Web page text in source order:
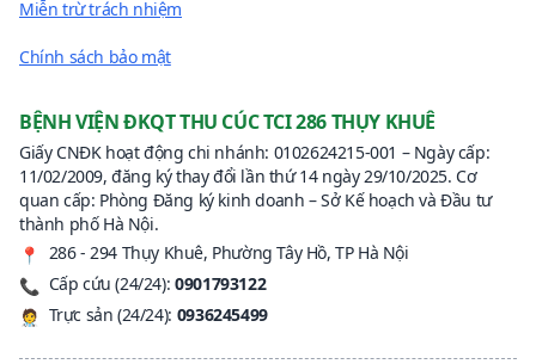
Miễn trừ trách nhiệm
Chính sách bảo mật
BỆNH VIỆN ĐKQT THU CÚC TCI 286 THỤY KHUÊ
Giấy CNĐK hoạt động chi nhánh: 0102624215-001 – Ngày cấp:
11/02/2009, đăng ký thay đổi lần thứ 14 ngày 29/10/2025. Cơ
quan cấp: Phòng Đăng ký kinh doanh – Sở Kế hoạch và Đầu tư
thành phố Hà Nội.
📍
286 - 294 Thụy Khuê, Phường Tây Hồ, TP Hà Nội
📞 Cấp cứu (24/24): 0901793122
🧑‍⚕️ Trực sản (24/24): 0936245499